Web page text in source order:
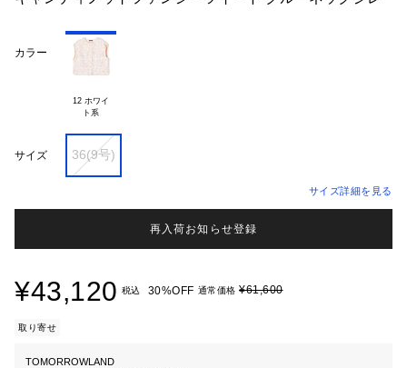
カラー
12 ホワイ
サイズ 36(9号)
サイズ詳細を見る
再入荷お知らせ登録
¥43,120 税込 30%OFF 通常価格 ¥61,600
取り寄せ
TOMORROWLAND